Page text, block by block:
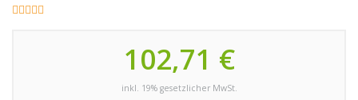
102,71 €
inkl. 19% gesetzlicher MwSt.